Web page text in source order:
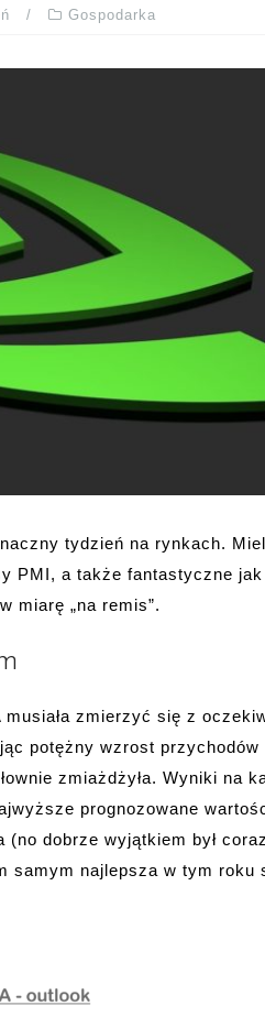
Gospodarka
tydzień na rynkach.
PMI, a także fantastyczne
miarę „na remis”.
zmierzyć się z
potężny wzrost
zmiażdżyła. Wyniki na
prognozowane
dobrze wyjątkiem był
samym najlepsza w tym roku